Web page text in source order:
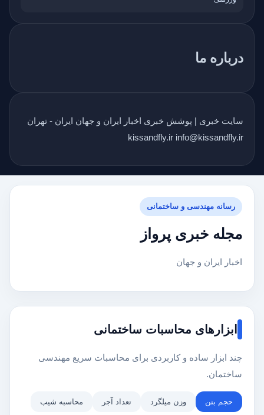
درباره ما
سایت خبری | پوشش خبری اخبار ایران و جهان ایران - تهران
kissandfly.ir info@kissandfly.ir
رسانه مهندسی و ساختمانی
مجله خبری پرواز
اخبار ایران و جهان
ابزارهای محاسبات ساختمانی
چند ابزار ساده و کاربردی برای محاسبات سریع مهندسی
ساختمان.
حجم بتن وزن میلگرد تعداد آجر محاسبه شیب